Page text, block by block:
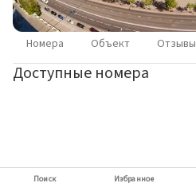
Номера Объект Отзывы
Доступные номера
Поиск Избранное